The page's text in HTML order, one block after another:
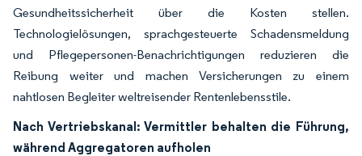
Gesundheitssicherheit über die Kosten stellen.
Technologielösungen, sprachgesteuerte Schadensmeldung
und Pflegepersonen-Benachrichtigungen reduzieren die
Reibung weiter und machen Versicherungen zu einem
nahtlosen Begleiter weltreisender Rentenlebensstile.
Nach Vertriebskanal: Vermittler behalten die Führung,
während Aggregatoren aufholen